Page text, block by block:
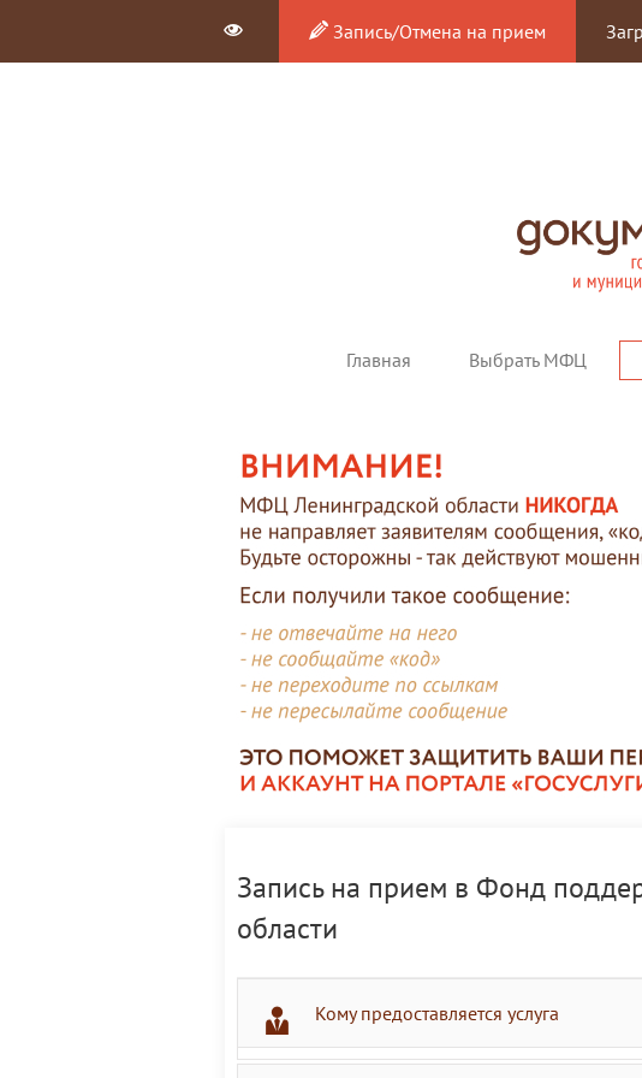
Запись/Отмена на прием
Главная Выбрать МФЦ
Запись на прием в Фонд
области
Кому предоставляется услуга